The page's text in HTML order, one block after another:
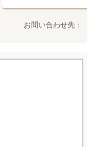
お問い合わせ先